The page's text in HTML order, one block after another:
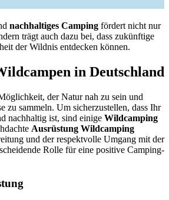
nachhaltiges Camping fördert nicht nur
trägt auch dazu bei, dass zukünftige
der Wildnis entdecken können.
in Deutschland
der Natur nah zu sein und
zu sammeln. Um sicherzustellen, dass Ihr
nachhaltig ist, sind einige Wildcamping
Ausrüstung Wildcamping
und der respektvolle Umgang mit der
Rolle für eine positive Camping-